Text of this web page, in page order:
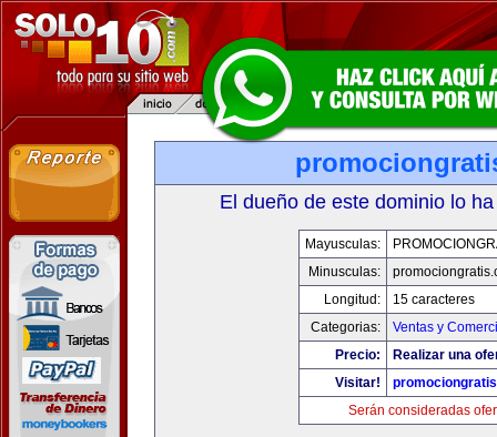
El dueño de este dominio lo
Mayusculas:
Minusculas:
Longitud:
15 caracteres
Categorias:
Ventas y
Precio:
Realizar una
Visitar!
Serán consideradas